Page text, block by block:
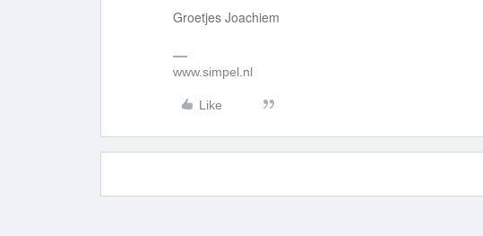
Groetjes Joachiem
www.simpel.nl
Like